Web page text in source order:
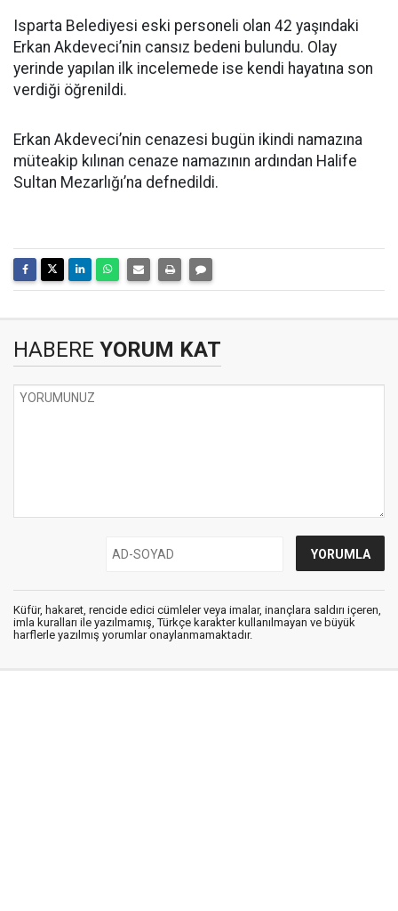
Isparta Belediyesi eski personeli olan 42 yaşındaki
Erkan Akdeveci’nin cansız bedeni bulundu. Olay
yerinde yapılan ilk incelemede ise kendi hayatına son
verdiği öğrenildi.
Erkan Akdeveci’nin cenazesi bugün ikindi namazına
müteakip kılınan cenaze namazının ardından Halife
Sultan Mezarlığı’na defnedildi.
HABERE YORUM KAT
Küfür, hakaret, rencide edici cümleler veya imalar, inançlara saldırı içeren,
imla kuralları ile yazılmamış, Türkçe karakter kullanılmayan ve büyük
harflerle yazılmış yorumlar onaylanmamaktadır.